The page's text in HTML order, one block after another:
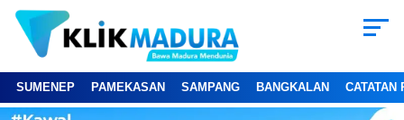
SUMENEP PAMEKASAN SAMPANG BANGKALAN CATATAN